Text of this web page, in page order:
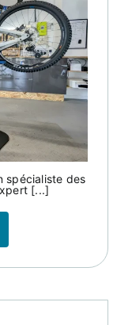
spécialiste des
[...]